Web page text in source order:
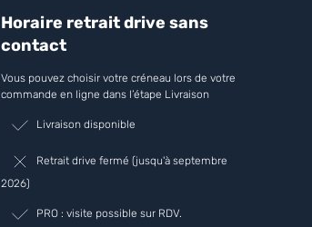
Horaire retrait drive sans
contact
Vous pouvez choisir votre créneau lors de votre
commande en ligne dans l’étape Livraison
Livraison disponible
Retrait drive fermé (jusqu'à septembre
2026)
PRO : visite possible sur RDV.